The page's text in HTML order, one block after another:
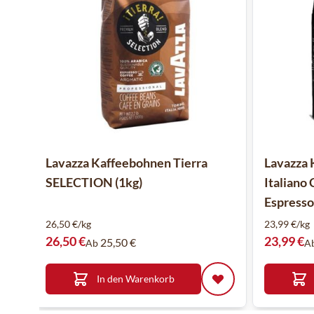
Lavazza Kaffeebohnen Tierra
SELECTION (1kg)
26,50 €/kg
26,50 €Ab 25,50 €
In den Warenkorb
Lavazza
Italiano
23,99 €/kg
23,99 €